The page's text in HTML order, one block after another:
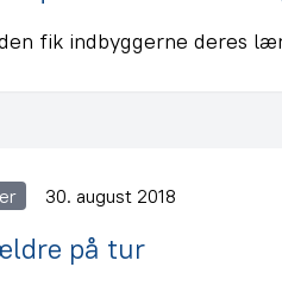
fik indbyggerne deres
30. august 2018
på tur